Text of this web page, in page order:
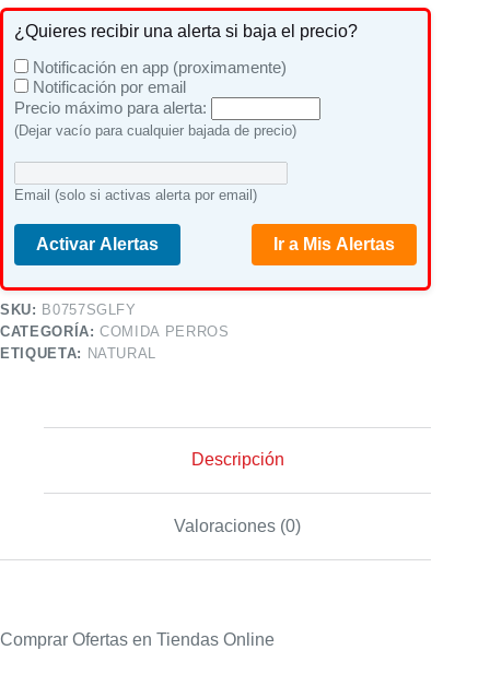
¿Quieres recibir una alerta si baja el precio?
Notificación en app (proximamente)
Notificación por email
Precio máximo para alerta:
(Dejar vacío para cualquier bajada de precio)
Email (solo si activas alerta por email)
Activar Alertas Ir a Mis Alertas
SKU: B0757SGLFY
CATEGORÍA:COMIDA PERROS
ETIQUETA: NATURAL
Descripción
Valoraciones (0)
Comprar Ofertas en Tiendas Online